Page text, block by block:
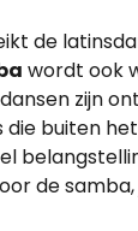
de
wordt ook
zijn
die buiten
de